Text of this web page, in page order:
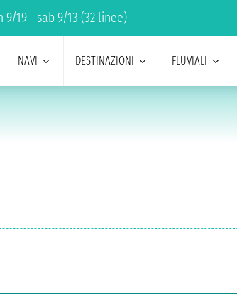
9/19 - sab 9/13 (32 linee)
NAVI DESTINAZIONI FLUVIALI